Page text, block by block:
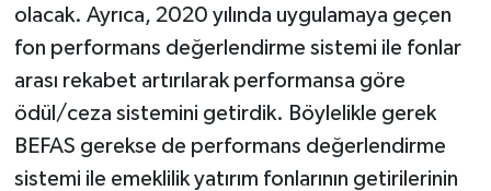
olacak. Ayrıca, 2020 yılında uygulamaya geçen
fon performans değerlendirme sistemi ile fonlar
arası rekabet artırılarak performansa göre
ödül/ceza sistemini getirdik. Böylelikle gerek
BEFAS gerekse de performans değerlendirme
sistemi ile emeklilik yatırım fonlarının getirilerinin